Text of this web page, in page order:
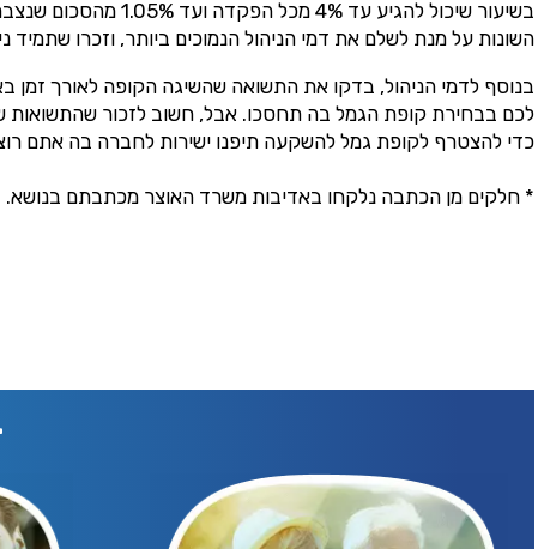
בשיעור שיכול
השונות על מנת לשלם את דמי הניהול הנמוכים ביותר, וזכרו
בנוסף לדמי הניהול, בדקו את התשואה​ שהשיגה הקופה לאורך
לכם בבחירת קופת הגמל בה תחסכו. אבל, חשוב לזכור
כדי להצטרף לקופת גמל להשקעה תיפנו ישירות לחברה בה אתם
* חלקים מן הכתבה נלקחו באדיבות משרד האוצר מכתבתם בנושא.
אני מסכימ/ה